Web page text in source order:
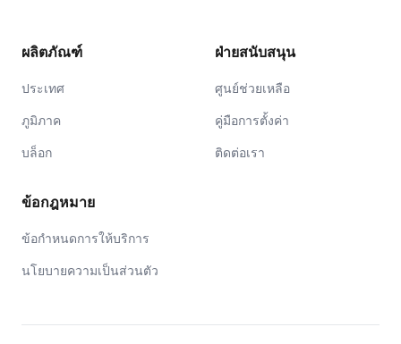
ผลิตภัณฑ์
ประเทศ
ภูมิภาค
บล็อก
ฝ่ายสนับสนุน
ศูนย์ช่วยเหลือ
คู่มือการตั้งค่า
ติดต่อเรา
ข้อกฎหมาย
ข้อกำหนดการให้บริการ
นโยบายความเป็นส่วนตัว